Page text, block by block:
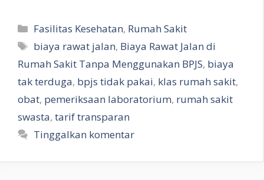
Kategori
Fasilitas Kesehatan, Rumah Sakit
Tag
biaya rawat jalan, Biaya Rawat Jalan di
Rumah Sakit Tanpa Menggunakan BPJS, biaya
tak terduga, bpjs tidak pakai, klas rumah sakit,
obat, pemeriksaan laboratorium, rumah sakit
swasta, tarif transparan
Tinggalkan komentar